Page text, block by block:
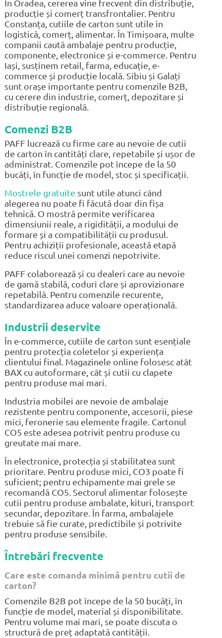
În Oradea, cererea vine frecvent din distribuție,
producție și comerț transfrontalier. Pentru
Constanța, cutiile de carton sunt utile în
logistică, comerț, alimentar. În Timișoara, multe
companii caută ambalaje pentru producție,
componente, electronice și e-commerce. Pentru
Iași, susținem retail, farma, educație, e-
commerce și producție locală. Sibiu și Galați
sunt orașe importante pentru comenzile B2B,
cu cerere din industrie, comerț, depozitare și
distribuție regională.
Comenzi B2B
PAFF lucrează cu firme care au nevoie de cutii
de carton în cantități clare, repetabile și ușor de
administrat. Comenzile pot începe de la 50
bucăți, în funcție de model, stoc și specificații.
Mostrele gratuite sunt utile atunci când
alegerea nu poate fi făcută doar din fișa
tehnică. O mostră permite verificarea
dimensiunii reale, a rigidității, a modului de
formare și a compatibilității cu produsul.
Pentru achiziții profesionale, această etapă
reduce riscul unei comenzi nepotrivite.
PAFF colaborează și cu dealeri care au nevoie
de gamă stabilă, coduri clare și aprovizionare
repetabilă. Pentru comenzile recurente,
standardizarea aduce valoare operațională.
Industrii deservite
În e-commerce, cutiile de carton sunt esențiale
pentru protecția coletelor și experiența
clientului final. Magazinele online folosesc atât
BAX cu autoformare, cât și cutii cu clapete
pentru produse mai mari.
Industria mobilei are nevoie de ambalaje
rezistente pentru componente, accesorii, piese
mici, feronerie sau elemente fragile. Cartonul
CO5 este adesea potrivit pentru produse cu
greutate mai mare.
În electronice, protecția și stabilitatea sunt
prioritare. Pentru produse mici, CO3 poate fi
suficient; pentru echipamente mai grele se
recomandă CO5. Sectorul alimentar folosește
cutii pentru produse ambalate, kituri, transport
secundar, depozitare. În farma, ambalajele
trebuie să fie curate, predictibile și potrivite
pentru produse sensibile.
Întrebări frecvente
Care este comanda minimă pentru cutii de
carton?
Comenzile B2B pot începe de la 50 bucăți, în
funcție de model, material și disponibilitate.
Pentru volume mai mari, se poate discuta o
structură de preț adaptată cantității.